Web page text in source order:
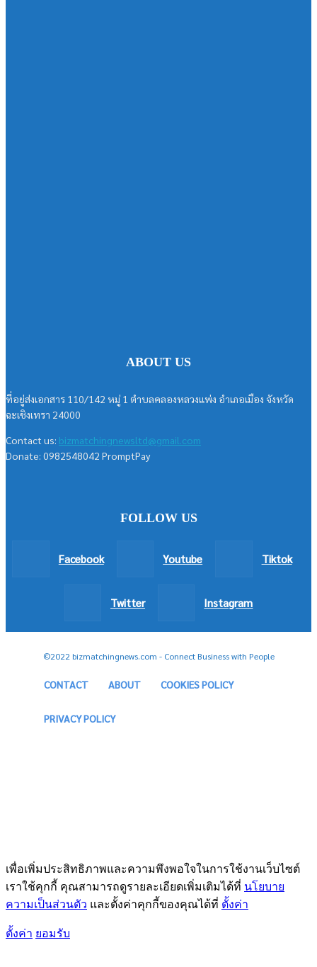
ABOUT US
ที่อยู่ส่งเอกสาร 110/142 หมู่ 1 ตำบลคลองหลวงแพ่ง อำเภอเมือง จังหวัด
ฉะเชิงเทรา 24000
Contact us: bizmatchingnewsltd@gmail.com
Donate: 0982548042 PromptPay
FOLLOW US
Facebook Youtube Tiktok
Twitter Instagram
©2022 bizmatchingnews.com - Connect Business with People
CONTACT ABOUT COOKIES POLICY
PRIVACY POLICY
เพื่อเพิ่มประสิทธิภาพและความพึงพอใจในการใช้งานเว็บไซต์
เราใช้คุกกี้ คุณสามารถดูรายละเอียดเพิ่มเติมได้ที่ นโยบาย
ความเป็นส่วนตัว และตั้งค่าคุกกี้ของคุณได้ที่ ตั้งค่า
ตั้งค่า ยอมรับ